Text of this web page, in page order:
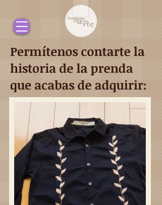
Permítenos contarte la
historia de la prenda
que acabas de adquirir: